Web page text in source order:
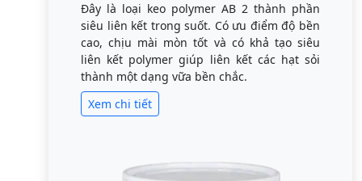
Đây là loại keo polymer AB 2 thành phần
siêu liên kết trong suốt. Có ưu điểm độ bền
cao, chịu mài mòn tốt và có khả tạo siêu
liên kết polymer giúp liên kết các hạt sỏi
thành một dạng vữa bền chắc.
Xem chi tiết